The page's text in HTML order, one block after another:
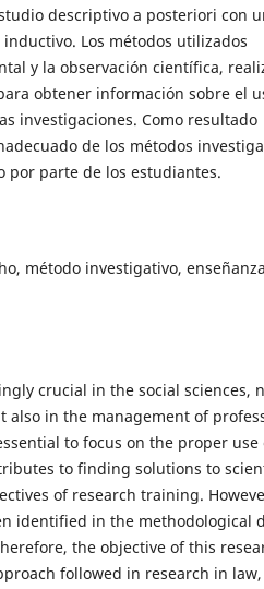
descriptivo a posteriori con
Los métodos utilizados
y la observación científica,
obtener información sobre el
investigaciones. Como resultado
de los métodos
por parte de los estudiantes.
método investigativo,
crucial in the social sciences,
in the management of
to focus on the proper use
to finding solutions to
of research training.
identified in the methodological
the objective of this
followed in research in